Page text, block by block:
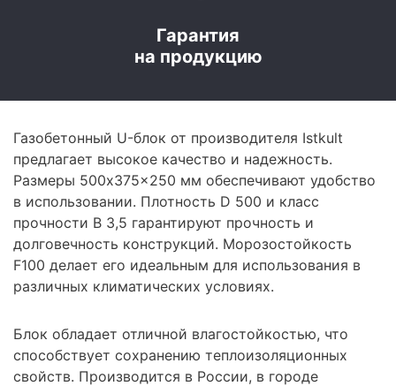
Гарантия
на продукцию
Газобетонный U-блок от производителя Istkult
предлагает высокое качество и надежность.
Размеры 500x375x250 мм обеспечивают удобство
в использовании. Плотность D 500 и класс
прочности B 3,5 гарантируют прочность и
долговечность конструкций. Морозостойкость
F100 делает его идеальным для использования в
различных климатических условиях.
Блок обладает отличной влагостойкостью, что
способствует сохранению теплоизоляционных
свойств. Производится в России, в городе